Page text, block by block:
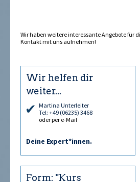
Wir haben weitere interessante Angebote für
Kontaktmit uns aufnehmen!
Wir helfen dir
weiter...
Martina Unterleiter
Tel: +49 (06235) 3468
oder per e-Mail
Deine Expert*innen.
Form: "Kurs